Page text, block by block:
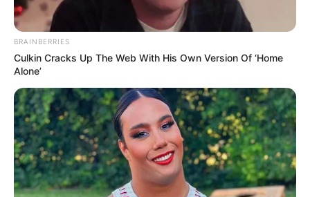
[ ]
Beszédes számok kerültek nyilvánosságra
BRAINBERRIES
Culkin Cracks Up The Web With His Own Version Of ‘Home
Alone’